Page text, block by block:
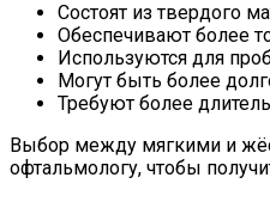
Состоят из твердого
Обеспечивают более
Используются для
Могут быть более
Требуют более
Выбор между мягкими и
офтальмологу, чтобы